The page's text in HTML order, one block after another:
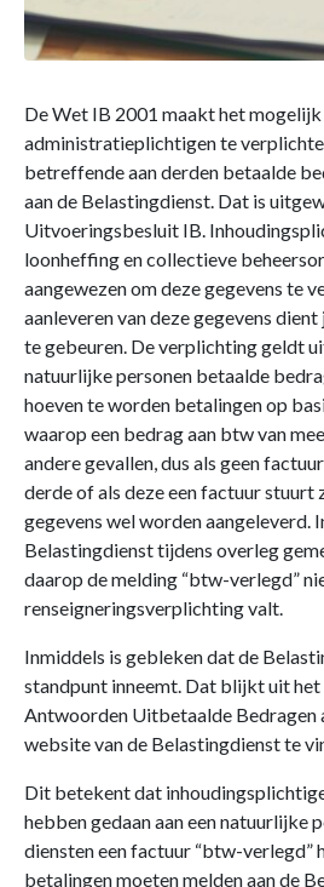
De Wet IB 2001 maakt het
administratieplichtigen te
betreffende aan derden betaalde
aan de Belastingdienst. Dat is
Uitvoeringsbesluit IB.
loonheffing en collectieve
aangewezen om deze gegevens te
aanleveren van deze gegevens
te gebeuren. De verplichting geldt
natuurlijke personen betaalde
hoeven te worden betalingen op
waarop een bedrag aan btw van
andere gevallen, dus als geen
derde of als deze een factuur stuurt
gegevens wel worden aangeleverd.
Belastingdienst tijdens overleg
daarop de melding “btw-verlegd”
renseigneringsverplichting valt.
Inmiddels is gebleken dat de
standpunt inneemt. Dat blijkt uit het
Antwoorden Uitbetaalde Bedragen
website van de Belastingdienst te
Dit betekent dat
hebben gedaan aan een natuurlijke
diensten een factuur “btw-verlegd”
betalingen moeten melden aan de